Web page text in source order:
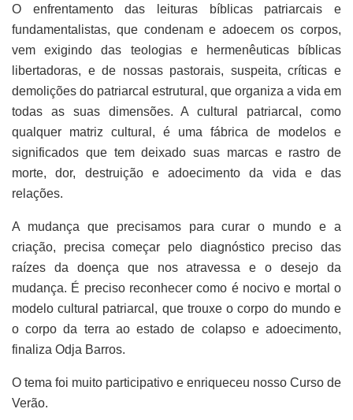
O enfrentamento das leituras bíblicas patriarcais e
fundamentalistas, que condenam e adoecem os corpos,
vem exigindo das teologias e hermenêuticas bíblicas
libertadoras, e de nossas pastorais, suspeita, críticas e
demolições do patriarcal estrutural, que organiza a vida em
todas as suas dimensões. A cultural patriarcal, como
qualquer matriz cultural, é uma fábrica de modelos e
significados que tem deixado suas marcas e rastro de
morte, dor, destruição e adoecimento da vida e das
relações.
A mudança que precisamos para curar o mundo e a
criação, precisa começar pelo diagnóstico preciso das
raízes da doença que nos atravessa e o desejo da
mudança. É preciso reconhecer como é nocivo e mortal o
modelo cultural patriarcal, que trouxe o corpo do mundo e
o corpo da terra ao estado de colapso e adoecimento,
finaliza Odja Barros.
O tema foi muito participativo e enriqueceu nosso Curso de
Verão.